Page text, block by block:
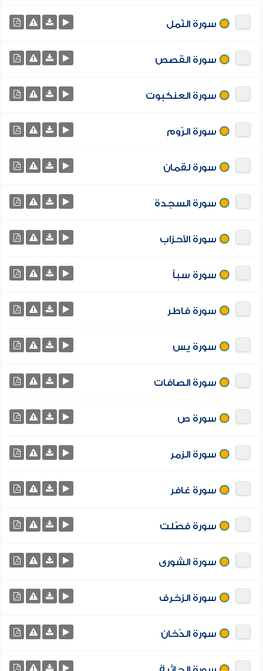
سورة النّمل
سورة القصص
سورة العنكبوت
سورة الرّوم
سورة لقمان
سورة السجدة
سورة الأحزاب
سورة سبأ
سورة فاطر
سورة يس
سورة الصافات
سورة ص
سورة الزمر
سورة غافر
سورة فصّلت
سورة الشورى
سورة الزخرف
سورة الدّخان